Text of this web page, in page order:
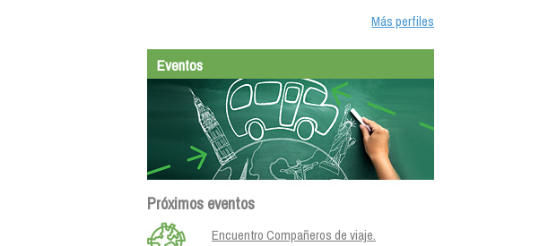
Más perfiles
Eventos
Próximos eventos
Encuentro Compañeros de viaje.